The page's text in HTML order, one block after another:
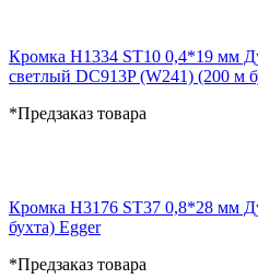
Кромка H1334 ST10 0,4*19 мм
светлый DC913P (W241) (200 м
*Предзаказ товара
Кромка H3176 ST37 0,8*28 мм
бухта) Egger
*Предзаказ товара